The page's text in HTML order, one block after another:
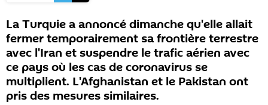
La Turquie a annoncé dimanche qu'elle allait
fermer temporairement sa frontière terrestre
avec l'Iran et suspendre le trafic aérien avec
ce pays où les cas de coronavirus se
multiplient. L'Afghanistan et le Pakistan ont
pris des mesures similaires.